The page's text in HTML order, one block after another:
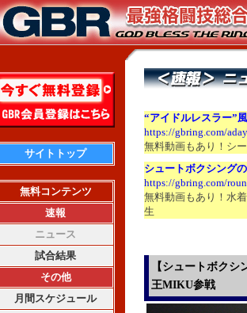
サイトトップ
無料コンテンツ
速報
ニュース
試合結果
その他
月間スケジュール
“アイドルレスラー”
https://gbring.com/
無料動画もあり！シ
シュートボクシング
https://gbring.com/
無料動画もあり！水
生
【シュートボク
王MIKU参戦